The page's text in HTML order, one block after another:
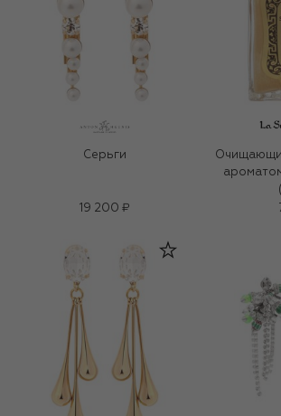
Серьги
19 200 ₽